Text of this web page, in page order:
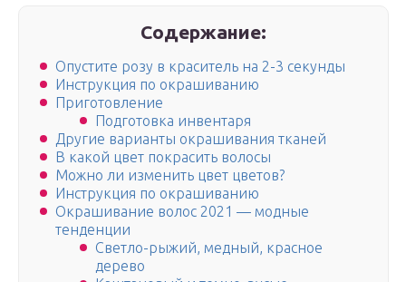
Содержание:
Опустите розу в краситель на 2-3 секунды
Инструкция по окрашиванию
Приготовление
Подготовка инвентаря
Другие варианты окрашивания тканей
В какой цвет покрасить волосы
Можно ли изменить цвет цветов?
Инструкция по окрашиванию
Окрашивание волос 2021 — модные
тенденции
Светло-рыжий, медный, красное
дерево